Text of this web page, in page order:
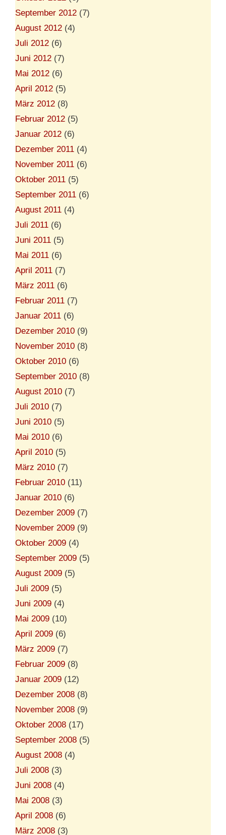
September 2012 (7)
August 2012 (4)
Juli 2012 (6)
Juni 2012 (7)
Mai 2012 (6)
April 2012 (5)
März 2012 (8)
Februar 2012 (5)
Januar 2012 (6)
Dezember 2011 (4)
November 2011 (6)
Oktober 2011 (5)
September 2011 (6)
August 2011 (4)
Juli 2011 (6)
Juni 2011 (5)
Mai 2011 (6)
April 2011 (7)
März 2011 (6)
Februar 2011 (7)
Januar 2011 (6)
Dezember 2010 (9)
November 2010 (8)
Oktober 2010 (6)
September 2010 (8)
August 2010 (7)
Juli 2010 (7)
Juni 2010 (5)
Mai 2010 (6)
April 2010 (5)
März 2010 (7)
Februar 2010 (11)
Januar 2010 (6)
Dezember 2009 (7)
November 2009 (9)
Oktober 2009 (4)
September 2009 (5)
August 2009 (5)
Juli 2009 (5)
Juni 2009 (4)
Mai 2009 (10)
April 2009 (6)
März 2009 (7)
Februar 2009 (8)
Januar 2009 (12)
Dezember 2008 (8)
November 2008 (9)
Oktober 2008 (17)
September 2008 (5)
August 2008 (4)
Juli 2008 (3)
Juni 2008 (4)
Mai 2008 (3)
April 2008 (6)
März 2008 (3)